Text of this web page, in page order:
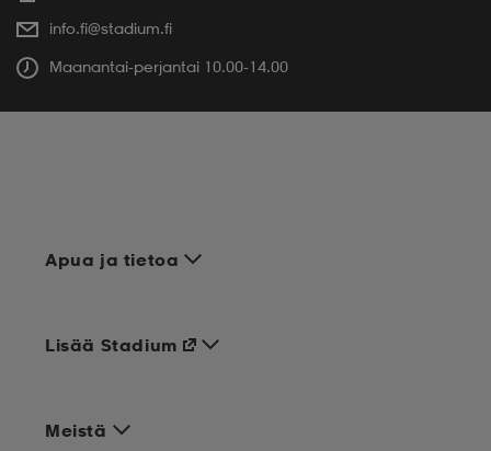
info.fi@stadium.fi
Maanantai-perjantai 10.00-14.00
Apua ja tietoa
Meistä
Lisää Stadium